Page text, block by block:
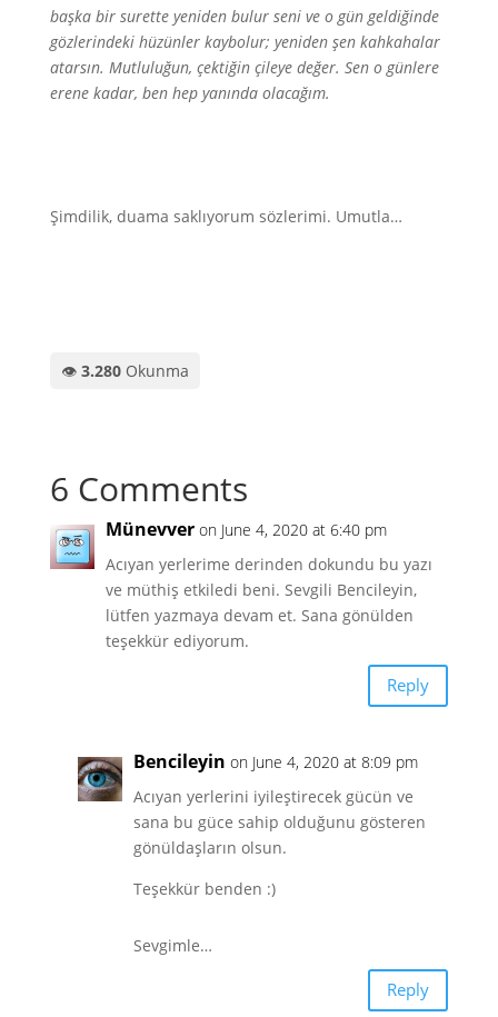
başka bir surette yeniden bulur seni ve o gün geldiğinde
gözlerindeki hüzünler kaybolur; yeniden şen kahkahalar
atarsın. Mutluluğun, çektiğin çileye değer. Sen o günlere
erene kadar, ben hep yanında olacağım.
Şimdilik, duama saklıyorum sözlerimi. Umutla…
👁️ 3.280Okunma
6 Comments
Münevver on June 4, 2020 at 6:40 pm
Acıyan yerlerime derinden dokundu bu yazı
ve müthiş etkiledi beni. Sevgili Bencileyin,
lütfen yazmaya devam et. Sana gönülden
teşekkür ediyorum.
Reply
Bencileyin on June 4, 2020 at 8:09 pm
Acıyan yerlerini iyileştirecek gücün ve
sana bu güce sahip olduğunu gösteren
gönüldaşların olsun.
Teşekkür benden :)
Sevgimle…
Reply